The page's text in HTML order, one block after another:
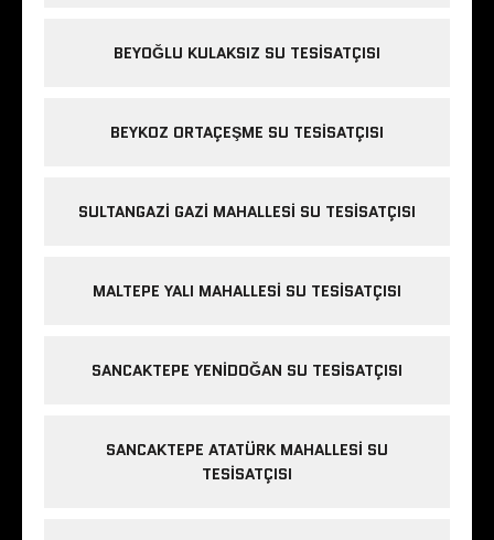
BEYOĞLU KULAKSIZ SU TESISATÇISI
BEYKOZ ORTAÇEŞME SU TESISATÇISI
SULTANGAZI GAZI MAHALLESI SU TESISATÇISI
MALTEPE YALI MAHALLESI SU TESISATÇISI
SANCAKTEPE YENIDOĞAN SU TESISATÇISI
SANCAKTEPE ATATÜRK MAHALLESI SU
TESISATÇISI